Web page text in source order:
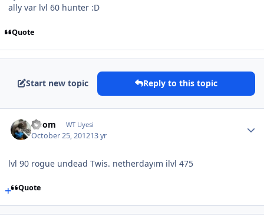
ally var lvl 60 hunter :D
Quote
Start new topic Reply to this topic
Doom WT Uyesi
October 25, 201213 yr
lvl 90 rogue undead Twis. netherdayım ilvl 475
Quote